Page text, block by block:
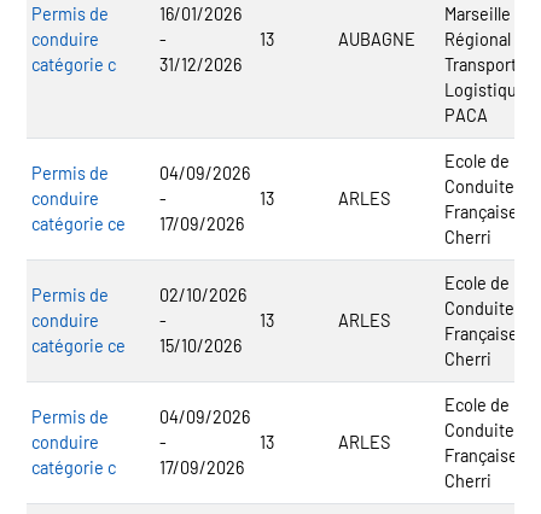
Permis de
conduire
catégorie c
16/01/2026
-
31/12/2026
13 AUBAGNE
Marseille -
Régional
Transport
Logistique
PACA
Permis de
conduire
catégorie ce
04/09/2026
-
17/09/2026
13 ARLES
Ecole de
Conduite
Française
Cherri
Permis de
conduire
catégorie ce
02/10/2026
-
15/10/2026
13 ARLES
Ecole de
Conduite
Française
Cherri
Permis de
conduire
catégorie c
04/09/2026
-
17/09/2026
13 ARLES
Ecole de
Conduite
Française
Cherri